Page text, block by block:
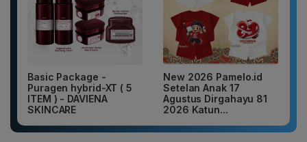
Basic Package -
Puragen hybrid-XT ( 5
ITEM ) - DAVIENA
SKINCARE
New 2026 Pamelo.id
Setelan Anak 17
Agustus Dirgahayu 81
2026 Katun...